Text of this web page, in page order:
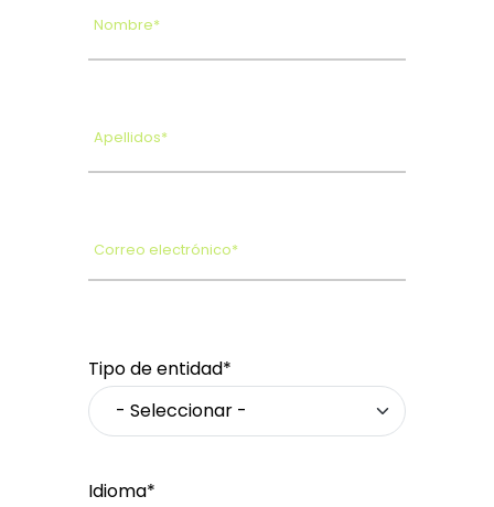
Nombre*
Apellidos*
Correo electrónico*
Tipo de entidad*
Idioma*